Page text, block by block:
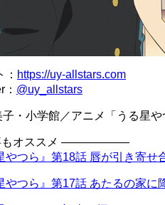
https://uy-allstars.com
@uy_allstars
・小学館／アニメ「うる星や
もオススメ ——————
やつら』第18話 唇が引き寄せ
やつら』第17話 あたるの家